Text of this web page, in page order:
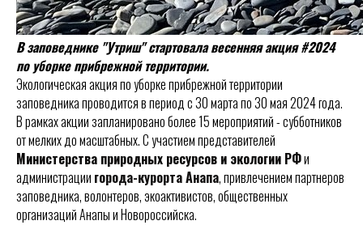
В заповеднике "Утриш" стартовала весенняя акция #2024
по уборке прибрежной территории.
Экологическая акция по уборке прибрежной территории
заповедника проводится в период с 30 марта по 30 мая 2024 года.
В рамках акции запланировано более 15 мероприятий - субботников
от мелких до масштабных. С участием представителей
Министерства природных ресурсов и экологии РФи
администрации города-курорта Анапа, привлечением партнеров
заповедника, волонтеров, экоактивистов, общественных
организаций Анапы и Новороссийска.